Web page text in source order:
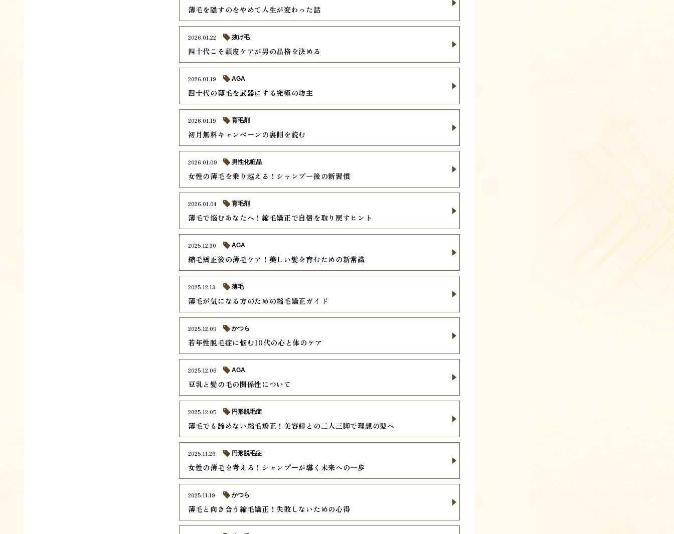
薄毛を隠すのをやめて人生が変わった話
四十代こそ頭皮ケアが男の品格を決める
2026.01.22 抜け毛
四十代の薄毛を武器にする究極の坊主
2026.01.19 AGA
初月無料キャンペーンの裏側を読む
2026.01.19 育毛剤
女性の薄毛を乗り越える！シャンプー後の新習慣
2026.01.09 男性化粧品
薄毛で悩むあなたへ！縮毛矯正で自信を取り戻すヒント
2026.01.04 育毛剤
縮毛矯正後の薄毛ケア！美しい髪を育むための新常識
2025.12.30 AGA
薄毛が気になる方のための縮毛矯正ガイド
2025.12.13 薄毛
若年性脱毛症に悩む10代の心と体のケア
2025.12.09 かつら
豆乳と髪の毛の関係性について
2025.12.06 AGA
薄毛でも諦めない縮毛矯正！美容師との二人三脚で理想の髪へ
2025.12.05 円形脱毛症
女性の薄毛を考える！シャンプーが導く未来への一歩
2025.11.26 円形脱毛症
薄毛と向き合う縮毛矯正！失敗しないための心得
2025.11.19 かつら